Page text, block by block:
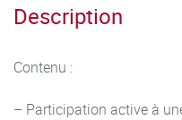
Description
Contenu :
– Participation active à